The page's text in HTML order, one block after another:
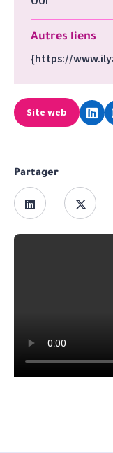
Autres liens
{https://
Site web
Partager